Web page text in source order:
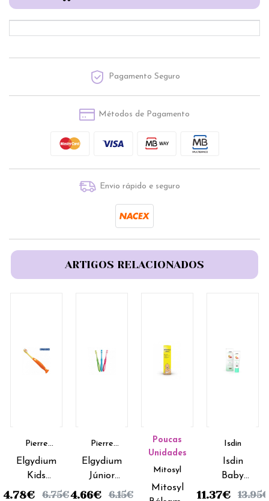
Pagamento Seguro
Métodos de Pagamento
Envio rápido e seguro
ARTIGOS RELACIONADOS
Pierre
Fabre
Elgydium
Kids
Escova
4.78€ 6.75€
Pierre
Fabre
Elgydium
Júnior
Escova
4.66€ 6.15€
Poucas
Unidades
Mitosyl
Mitosyl
Isdin
Isdin
Baby
Naturals
11.37€ 13.95€